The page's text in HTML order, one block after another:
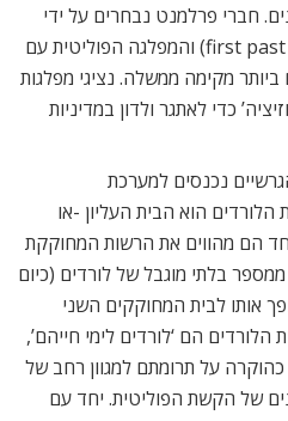
חברי פרלמנט נבחרים על ידי
שיטה אזורית רובית (first past the post) והמפלגה הפוליטית עם
מקימה ממשלה. נציגי מפלגות
כדי לאתגר ולדון במדיניות
נכנסים למערכת
הוא הבית העליון -או
הם מהווים את הרשות המחוקקת
בלתי מוגבל של לורדים (כיום
מה שהופך אותו לבית המחוקקים השני
הם ‘לורדים לימי חייהם’,
על תרומתם למגוון רחב של
של הקשת הפוליטית. יחד עם